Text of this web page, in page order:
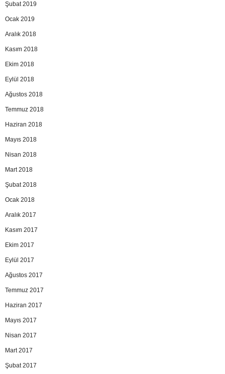
Şubat 2019
Ocak 2019
Aralık 2018
Kasım 2018
Ekim 2018
Eylül 2018
Ağustos 2018
Temmuz 2018
Haziran 2018
Mayıs 2018
Nisan 2018
Mart 2018
Şubat 2018
Ocak 2018
Aralık 2017
Kasım 2017
Ekim 2017
Eylül 2017
Ağustos 2017
Temmuz 2017
Haziran 2017
Mayıs 2017
Nisan 2017
Mart 2017
Şubat 2017